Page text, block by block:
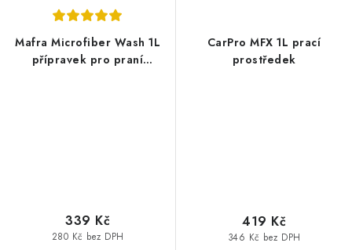
Mafra Microfiber Wash 1L
přípravek pro praní
280 Kč bez DPH
339 Kč
CarPro MFX 1L prací
prostředek
346 Kč bez DPH
419 Kč